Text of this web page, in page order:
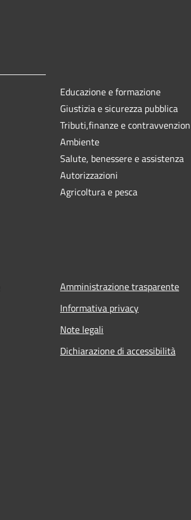
Educazione e formazione
Giustizia e sicurezza pubblica
Tributi,finanze e
Ambiente
Salute, benessere e assistenza
Autorizzazioni
Agricoltura e pesca
Amministrazione trasparente
Informativa privacy
Note legali
Dichiarazione di accessibilità